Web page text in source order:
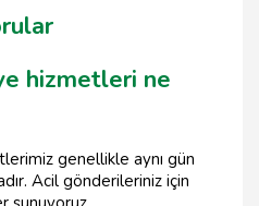
hizmetleri ne
genellikle aynı gün
Acil gönderileriniz için